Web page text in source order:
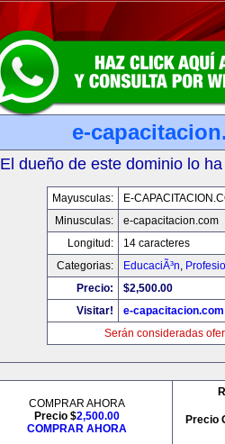
e-
El dueño de este dominio lo
Mayusculas:
E-
Minusculas:
e-capacitacion.com
Longitud:
14 caracteres
Categorias:
EducaciÃ³n,
Precio:
$2,500.00
Visitar!
e-capacitacion.com
Serán consideradas
COMPRAR AHORA
Precio $2,500.00
COMPRAR AHORA
Precio